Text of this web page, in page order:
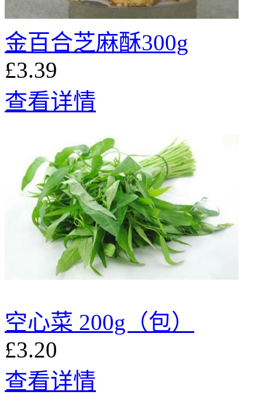
金百合芝麻酥300g
£3.39
查看详情
空心菜 200g（包）
£3.20
查看详情